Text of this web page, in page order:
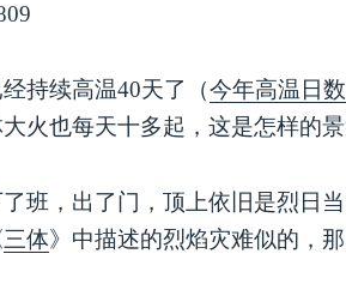
持续高温40天了（今年高温日
火也每天十多起，这是怎样的
班，出了门，顶上依旧是烈日
三体》中描述的烈焰灾难似的，